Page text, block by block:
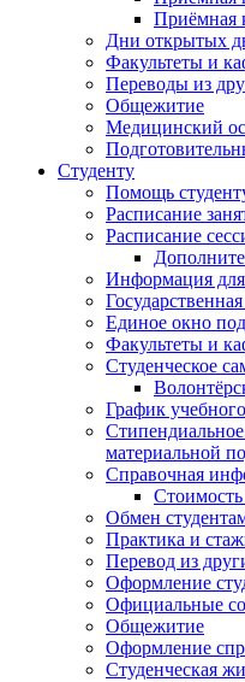
Приёмная
Дни открытых
Факультеты и
Переводы из
Общежитие
Медицинский
Студенту
Помощь
Расписание
Расписание
Информация
Единое окно
Факультеты и
Студенческое
График
материальной
Справочная
Обмен
Практика и
Перевод из
Оформление
Официальные
Общежитие
Оформление
Студенческая